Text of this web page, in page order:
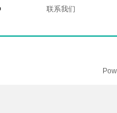
联系我们